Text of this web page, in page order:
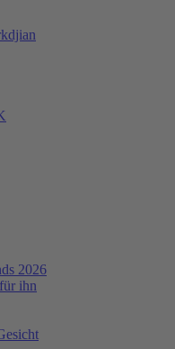
2026
ihn